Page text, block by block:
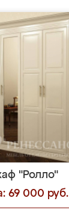
"Ролло"
69 000 руб.